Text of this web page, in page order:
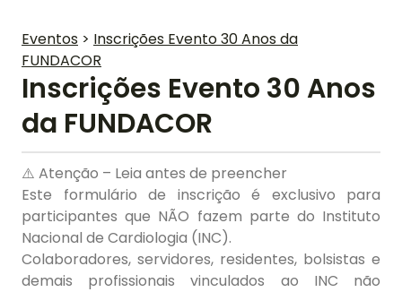
Eventos > Inscrições Evento 30 Anos da
FUNDACOR
Inscrições Evento 30 Anos
da FUNDACOR
⚠️ Atenção – Leia antes de preencher
Este formulário de inscrição é exclusivo para
participantes que NÃO fazem parte do Instituto
Nacional de Cardiologia (INC).
Colaboradores, servidores, residentes, bolsistas e
demais profissionais vinculados ao INC não